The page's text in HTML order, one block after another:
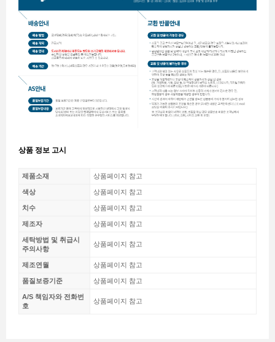
상품 정보 고시
제품소재 상품페이지 참고
색상 상품페이지 참고
치수 상품페이지 참고
제조자 상품페이지 참고
세탁방법 및 취급시
주의사항
상품페이지 참고
제조연월 상품페이지 참고
품질보증기준 상품페이지 참고
A/S 책임자와 전화번
호
상품페이지 참고